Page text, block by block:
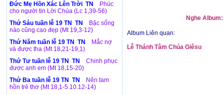
Đức Mẹ Hồn Xác Lên Trời TN
Phúc
cho người tin Lời Chúa (Lc 1,39-56)
Thứ Sáu tuần lễ 19 TN TN
Bậc sống
nào cũng cao đẹp (Mt 19,3-12)
Thứ Năm tuần lễ 19 TN TN
Mắc nợ
và được tha (Mt 18,21-19,1)
Thứ Tư tuần lễ 19 TN TN
Chinh phục
được anh em (Mt 18,15-20)
Thứ Ba tuần lễ 19 TN TN
Nên tam
hồn trẻ thơ (Mt 18,1-5.10.12-14)
Nghe
Album Liên quan:
Lễ Thánh Tâm Chúa Giêsu